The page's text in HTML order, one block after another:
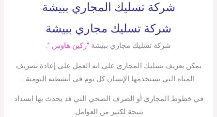
شركة تسليك المجاري ببيشة
شركة تسليك مجاري ببيشة
شركة تسليك مجاري ببيشة “ركين هاوس ”.
يمكن تعريف تسليك المجاري علي انه العمل علي إعادة تصريف
المياه التي يستخدمها الإنسان كل يوم في أنشطته اليومية .
في خطوط المجاري أو الصرف الصحي التي قد يحدث بها انسداد
نتيجة لكثير من العوامل.